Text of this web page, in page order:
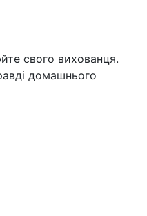
свого вихованця.
домашнього